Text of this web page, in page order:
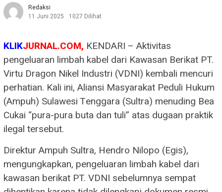
Redaksi
11 Juni 2025
1027 Dilihat
KLIKJURNAL.COM, KENDARI – Aktivitas
pengeluaran limbah kabel dari Kawasan Berikat PT.
Virtu Dragon Nikel Industri (VDNI) kembali mencuri
perhatian. Kali ini, Aliansi Masyarakat Peduli Hukum
(Ampuh) Sulawesi Tenggara (Sultra) menuding Bea
Cukai “pura-pura buta dan tuli” atas dugaan praktik
ilegal tersebut.
Direktur Ampuh Sultra, Hendro Nilopo (Egis),
mengungkapkan, pengeluaran limbah kabel dari
kawasan berikat PT. VDNI sebelumnya sempat